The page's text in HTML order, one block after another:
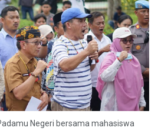
Negeri bersama mahasiswa